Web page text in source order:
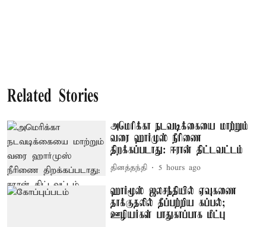
Related Stories
அமெரிக்கா நடவடிக்கையை மாற்றும்
வரை ஹார்முஸ் நீரிணை
திறக்கப்படாது: ஈரான் திட்டவட்டம்
தினத்தந்தி 5 hours ago
ஹார்மூஸ் ஜலசந்தியில் ஏவுகணை
தாக்குதலில் தீப்பற்றிய கப்பல்;
ஊழியர்கள் பாதுகாப்பாக மீட்பு